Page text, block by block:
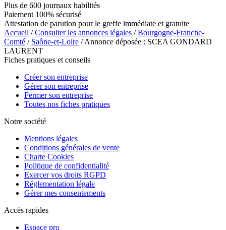
Plus de 600 journaux habilités
Paiement 100% sécurisé
Attestation de parution pour le greffe immédiate et gratuite
Accueil /Consulter les annonces légales /Bourgogne-Franche-
Comté / Saône-et-Loire / Annonce déposée : SCEA GONDARD
LAURENT
Fiches pratiques et conseils
Créer son entreprise
Gérer son entreprise
Fermer son entreprise
Toutes nos fiches pratiques
Notre société
Mentions légales
Conditions générales de vente
Charte Cookies
Politique de confidentialité
Exercer vos droits RGPD
Réglementation légale
Gérer mes consentements
Accès rapides
Espace pro